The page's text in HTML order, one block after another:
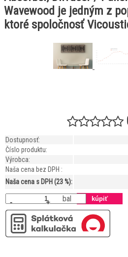
Wavewood je jedným z
ktoré spoločnosť
Dostupnosť:
Číslo produktu:
Výrobca:
Naša cena bez DPH :
Naša cena s DPH (23 %):
- + bal